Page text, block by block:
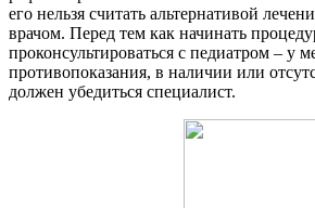
его нельзя считать альтернативой
врачом. Перед тем как начинать
проконсультироваться с педиатром – у
противопоказания, в наличии или
должен убедиться специалист.